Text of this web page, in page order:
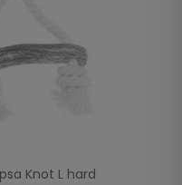
Knot L hard